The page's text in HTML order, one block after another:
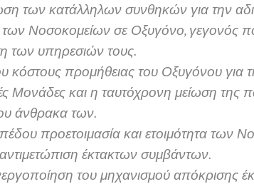
των κατάλληλων συνθηκών για την
των Νοσοκομείων σε Οξυγόνο, γεγονός
των υπηρεσιών τους.
κόστους προμήθειας του Οξυγόνου για
Μονάδες και η ταυτόχρονη μείωση της
άνθρακα των.
προετοιμασία και ετοιμότητα των
έκτακτων συμβάντων.
του μηχανισμού απόκρισης